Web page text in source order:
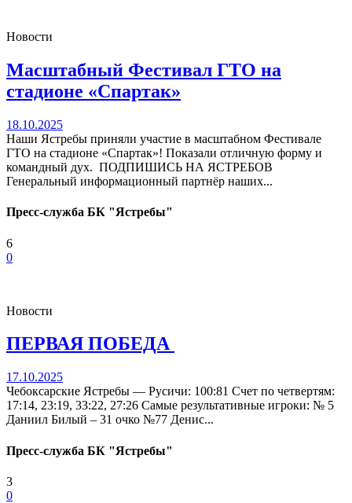
Новости
Масштабный Фестивал ГТО на
стадионе «Спартак»
18.10.2025
Наши Ястребы приняли участие в масштабном Фестивале
ГТО на стадионе «Спартак»! Показали отличную форму и
командный дух. ПОДПИШИСЬ НА ЯСТРЕБОВ
Генеральный информационный партнёр наших...
Пресс-служба БК "Ястребы"
6
0
Новости
ПЕРВАЯ ПОБЕДА
17.10.2025
Чебоксарские Ястребы — Русичи: 100:81 Счет по четвертям:
17:14, 23:19, 33:22, 27:26 Самые результативные игроки: № 5
Даниил Билый – 31 очко №77 Денис...
Пресс-служба БК "Ястребы"
3
0